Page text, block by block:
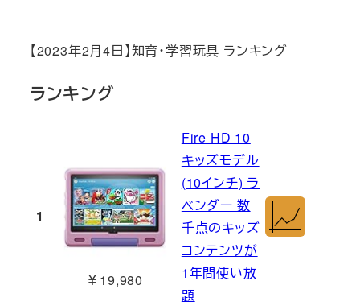
【2023年2月4日】知育・学習玩具 ランキング
ランキング
1
￥19,980
Fire HD 10
キッズモデル
(10インチ) ラ
ベンダー 数
千点のキッズ
コンテンツが
1年間使い放
題